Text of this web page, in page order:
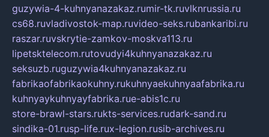
guzywia-4-kuhnyanazakaz.rumir-tk.ruvlknrussia.ru
cs68.ruvladivostok-map.ruvideo-seks.rubankaribi.ru
raszar.ruvskrytie-zamkov-moskva113.ru
lipetsktelecom.rutovudyi4kuhnyanazakaz.ru
seksuzb.ruguzywia4kuhnyanazakaz.ru
fabrikaofabrikaokuhny.rukuhnyaekuhnyaafabrika.ru
kuhnyaykuhnyayfabrika.rue-abis1c.ru
store-brawl-stars.rukts-services.rudark-sand.ru
sindika-01.rusp-life.rux-legion.rusib-archives.ru